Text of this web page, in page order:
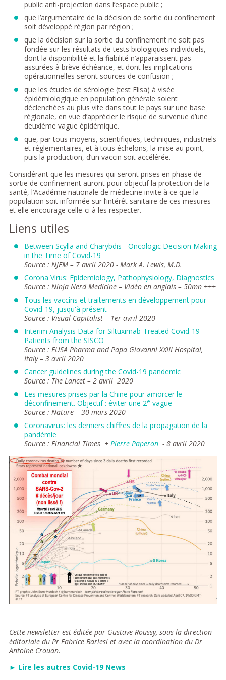
public anti-projection dans l’espace public ;
que l’argumentaire de la décision de sortie du confinement
soit développé région par région ;
que la décision sur la sortie du confinement ne soit pas
fondée sur les résultats de tests biologiques individuels,
dont la disponibilité et la fiabilité n’apparaissent pas
assurées à brève échéance, et dont les implications
opérationnelles seront sources de confusion ;
que les études de sérologie (test Elisa) à visée
épidémiologique en population générale soient
déclenchées au plus vite dans tout le pays sur une base
régionale, en vue d’apprécier le risque de survenue d’une
deuxième vague épidémique.
que, par tous moyens, scientifiques, techniques, industriels
et réglementaires, et à tous échelons, la mise au point,
puis la production, d’un vaccin soit accélérée.
Considérant que les mesures qui seront prises en phase de
sortie de confinement auront pour objectif la protection de la
santé, l’Académie nationale de médecine invite à ce que la
population soit informée sur l’intérêt sanitaire de ces mesures
et elle encourage celle-ci à les respecter.
Liens utiles
Between Scylla and Charybdis - Oncologic Decision Making
in the Time of Covid-19
Source : NJEM – 7 avril 2020 - Mark A. Lewis, M.D.
Corona Virus: Epidemiology, Pathophysiology, Diagnostics
Source : Ninja Nerd Medicine – Vidéo en anglais – 50mn +++
Tous les vaccins et traitements en développement pour
Covid-19, jusqu'à présent
Source : Visual Capitalist – 1er avril 2020
Interim Analysis Data for Siltuximab-Treated Covid-19
Patients from the SISCO
Source : EUSA Pharma and Papa Giovanni XXIII Hospital,
Italy – 3 avril 2020
Cancer guidelines during the Covid-19 pandemic
Source : The Lancet – 2 avril 2020
Les mesures prises par la Chine pour amorcer le
déconfinement. Objectif : éviter une 2e vague
Source : Nature – 30 mars 2020
Coronavirus: les derniers chiffres de la propagation de la
pandémie
Source : Financial Times + Pierre Paperon- 8 avril 2020
Cette newsletter est éditée par Gustave Roussy, sous la direction
éditoriale du Pr Fabrice Barlesi et avec la coordination du Dr
Antoine Crouan.
► Lire les autres Covid-19 News